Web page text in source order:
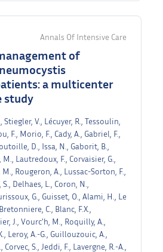
Annals Of Intensive Care
of
a multicenter
study
Stiegler, V., Lécuyer, R., Tessoulin,
F., Morio, F., Cady, A., Gabriel, F.,
D., Issa, N., Gaborit, B.,
Lautredoux, F., Corvaisier, G.,
Rougeron, A., Lussac-Sorton, F.,
Delhaes, L., Coron, N.,
G., Guisset, O., Alami, H., Le
C., Blanc, F.X.,
J., Vourc’h, M., Roquilly, A.,
Leroy, A.-G., Guillouzouic, A.,
S., Jeddi, F., Lavergne, R.-A.,